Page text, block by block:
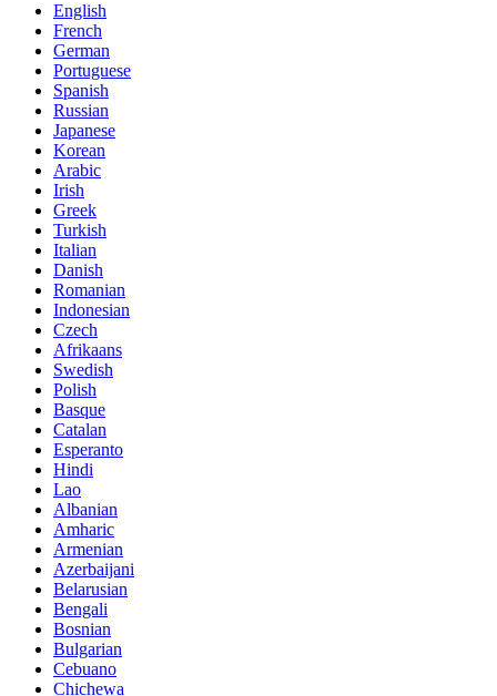
English
French
German
Portuguese
Spanish
Russian
Japanese
Korean
Arabic
Irish
Greek
Turkish
Italian
Danish
Romanian
Indonesian
Czech
Afrikaans
Swedish
Polish
Basque
Catalan
Esperanto
Hindi
Lao
Albanian
Amharic
Armenian
Azerbaijani
Belarusian
Bengali
Bosnian
Bulgarian
Cebuano
Chichewa